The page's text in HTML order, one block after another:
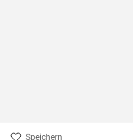
Speichern